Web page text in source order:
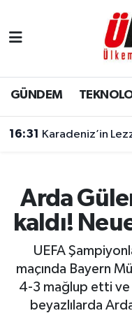
GÜNDEM
16:31 Karadeniz’in
Arda
kaldı!
UEFA
maçında Bayern
4-3 mağlup etti ve
beyazlılarda
İstanbul
İstanbul Hava
Süper Lig Puan
Tüm Manşetler
Son Dakika
Haber Arşivi